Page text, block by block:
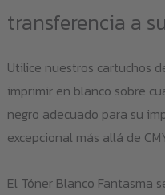
transferencia a
Utilice nuestros cartuchos
imprimir en blanco sobre
negro adecuado para su
excepcional más allá de
El Tóner Blanco Fantasma